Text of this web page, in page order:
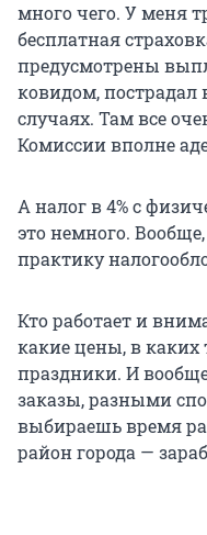
много чего. У меня
бесплатная
предусмотрены
ковидом, пострадал
случаях. Там все
Комиссии вполне
А налог в 4% с
это немного.
практику
Кто работает и
какие цены, в каких
праздники. И
заказы, разными
выбираешь время
район города —